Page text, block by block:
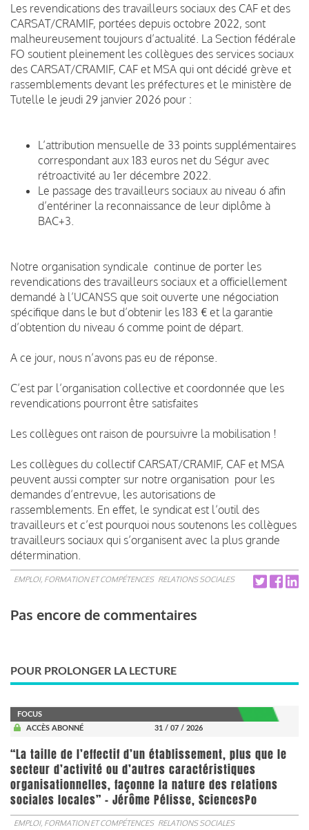
Les revendications des travailleurs sociaux des CAF et des
CARSAT/CRAMIF, portées depuis octobre 2022, sont
malheureusement toujours d’actualité. La Section fédérale
FO soutient pleinement les collègues des services sociaux
des CARSAT/CRAMIF, CAF et MSA qui ont décidé grève et
rassemblements devant les préfectures et le ministère de
Tutelle le jeudi 29 janvier 2026 pour :
L’attribution mensuelle de 33 points supplémentaires
correspondant aux 183 euros net du Ségur avec
rétroactivité au 1er décembre 2022.
Le passage des travailleurs sociaux au niveau 6 afin
d’entériner la reconnaissance de leur diplôme à
BAC+3.
Notre organisation syndicale continue de porter les
revendications des travailleurs sociaux et a officiellement
demandé à l’UCANSS que soit ouverte une négociation
spécifique dans le but d’obtenir les 183 € et la garantie
d’obtention du niveau 6 comme point de départ.
A ce jour, nous n’avons pas eu de réponse.
C’est par l’organisation collective et coordonnée que les
revendications pourront être satisfaites
Les collègues ont raison de poursuivre la mobilisation !
Les collègues du collectif CARSAT/CRAMIF, CAF et MSA
peuvent aussi compter sur notre organisation pour les
demandes d’entrevue, les autorisations de
rassemblements. En effet, le syndicat est l’outil des
travailleurs et c’est pourquoi nous soutenons les collègues
travailleurs sociaux qui s’organisent avec la plus grande
détermination.
EMPLOI, FORMATION ET COMPÉTENCES RELATIONS SOCIALES
Pas encore de commentaires
POUR PROLONGER LA LECTURE
FOCUS
ACCÈS ABONNÉ
31 / 07 / 2026
“La taille de l’effectif d’un établissement, plus que le
secteur d’activité ou d’autres caractéristiques
organisationnelles, façonne la nature des relations
sociales locales” - Jérôme Pélisse, SciencesPo
EMPLOI, FORMATION ET COMPÉTENCES RELATIONS SOCIALES